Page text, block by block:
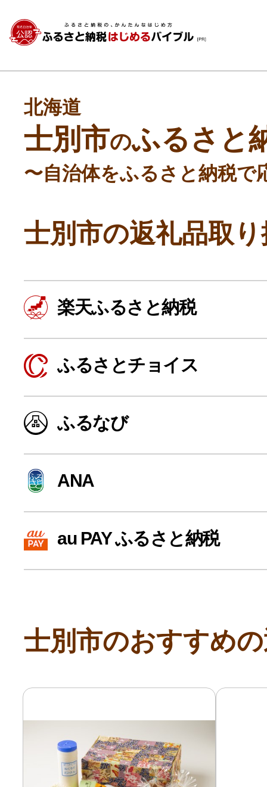
よく見られている返礼品
ふるさと納税徹底比較
寄付上限額シミュレーション
副業・パラレルワーカー
個人事業主・フリーラン
北海道
士別市のふるさと
〜自治体をふるさと納税で
士別市の返礼品取
楽天ふるさと納税
ふるさとチョイス
ふるなび
ANA
au PAY ふるさと納税
士別市のおすすめ